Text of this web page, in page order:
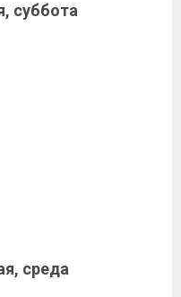
суббота
среда